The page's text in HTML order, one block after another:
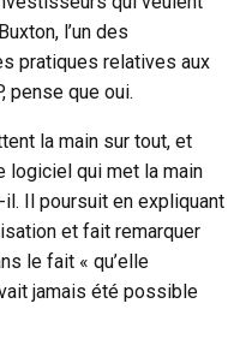
l’un des
pratiques relatives aux
pense que oui.
la main sur tout, et
logiciel qui met la main
Il poursuit en expliquant
et fait remarquer
le fait « qu’elle
jamais été possible